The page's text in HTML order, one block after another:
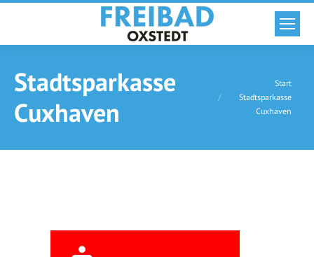
Stadtsparkasse
Cuxhaven
Sie befinden sich hier:
Start
Stadtsparkasse
Cuxhaven